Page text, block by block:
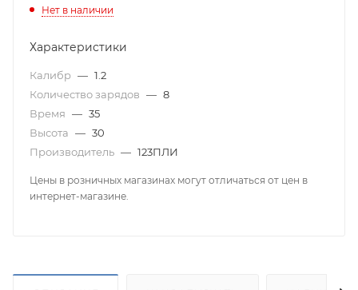
Нет в наличии
Характеристики
Калибр — 1.2
Количество зарядов — 8
Время — 35
Высота — 30
Производитель — 123ПЛИ
Цены в розничных магазинах могут отличаться от цен в
интернет-магазине.